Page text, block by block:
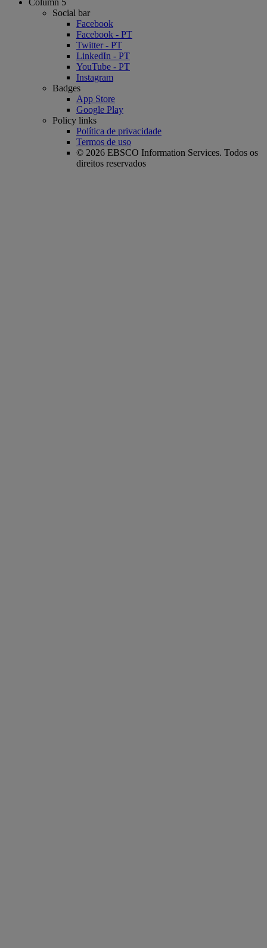
Column 5
Social bar
Facebook
Facebook - PT
Twitter - PT
LinkedIn - PT
YouTube - PT
Instagram
Badges
App Store
Google Play
Policy links
Política de privacidade
Termos de uso
© 2026 EBSCO Information Services. Todos os
direitos reservados